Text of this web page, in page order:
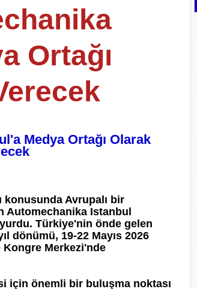
Ortağı
Medya Ortağı Olarak
Avrupalı bir
Automechanika Istanbul
Türkiye'nin önde gelen
dönümü, 19-22 Mayıs 2026
Kongre Merkezi'nde
için önemli bir buluşma noktası